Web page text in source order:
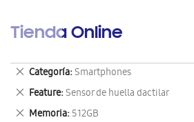
Tienda Online
Categoría Smartphones
Eliminar
este
artículo
Feature Sensor de huella dactilar
Eliminar
este
Memoria 512GB
Eliminar